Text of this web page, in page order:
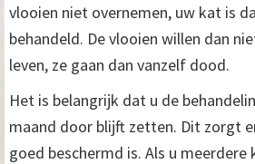
vlooien niet overnemen, uw kat is
behandeld. De vlooien willen dan
leven, ze gaan dan vanzelf dood.
Het is belangrijk dat u de
maand door blijft zetten. Dit zorgt
goed beschermd is. Als u